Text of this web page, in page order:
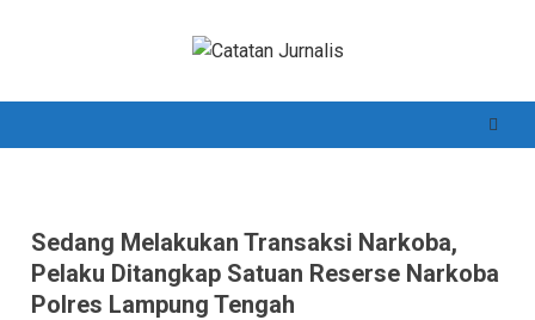
Sedang Melakukan Transaksi Narkoba,
Pelaku Ditangkap Satuan Reserse Narkoba
Polres Lampung Tengah